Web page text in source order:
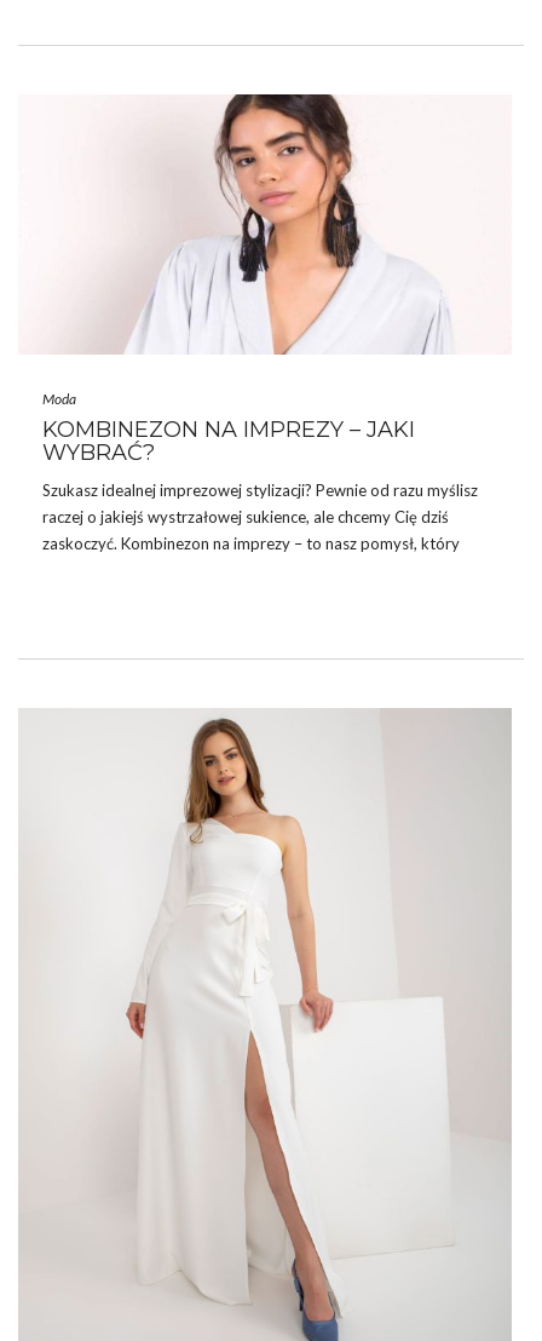
SPODNIE GARNITUROWE DAMSKIE –
SKAD SIE WZIĘŁY W MODZIE?
Spodnie garniturowe damskiemają interesującą historię,
sięgającą czasów, gdy kobiety zaczęły walczyć o
Moda
KOMBINEZON NA IMPREZY – JAKI
WYBRAĆ?
Szukasz idealnej imprezowej stylizacji? Pewnie od razu myślisz
raczej o jakiejś wystrzałowej sukience, ale chcemy Cię dziś
zaskoczyć. Kombinezon na imprezy – to nasz pomysł, który
TO COŚ
Na pewno znasz to uczucie, kiedy chcesz się modnie ubrać i
spędzasz długi czas przed otwartą szafą. Mnóstwo ciuchów, a
zupełnie nie wiadomo, co na siebie włożyć! Niby masz ulubioną
bluzkę, ale jak ją odpowiednio połączyć ze spodniami czy …